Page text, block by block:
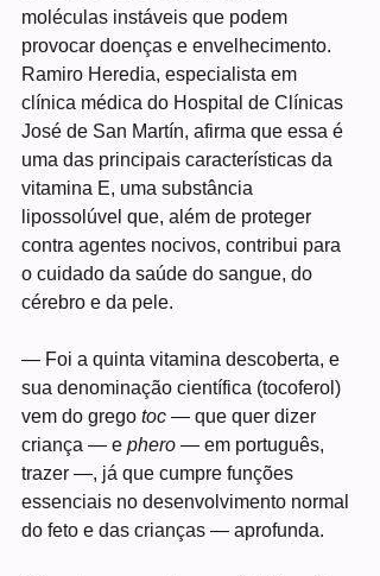
moléculas instáveis que podem
provocar doenças e envelhecimento.
Ramiro Heredia, especialista em
clínica médica do Hospital de Clínicas
José de San Martín, afirma que essa é
uma das principais características da
vitamina E, uma substância
lipossolúvel que, além de proteger
contra agentes nocivos, contribui para
o cuidado da saúde do sangue, do
cérebro e da pele.
— Foi a quinta vitamina descoberta, e
sua denominação científica (tocoferol)
vem do grego toc — que quer dizer
criança — e phero — em português,
trazer —, já que cumpre funções
essenciais no desenvolvimento normal
do feto e das crianças — aprofunda.